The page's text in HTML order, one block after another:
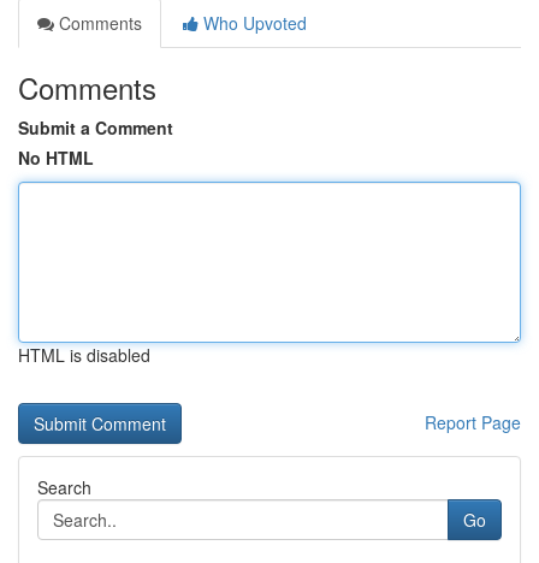
Comments
Who Upvoted
Comments
Submit a Comment
No HTML
HTML is disabled
Report Page
Search
Go